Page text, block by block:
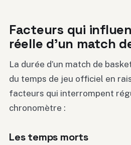
Facteurs qui
réelle d’un match
La durée d’un match de
du temps de jeu officiel en
facteurs qui interrompent
chronomètre :
Les temps morts